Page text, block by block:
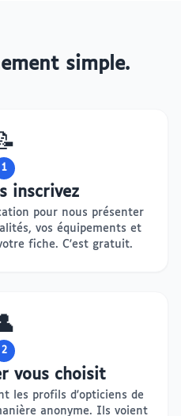
simple.
1
inscrivez
pour nous présenter
vos équipements et
fiche. C'est gratuit.
2
vous choisit
les profils d'opticiens de
anonyme. Ils voient